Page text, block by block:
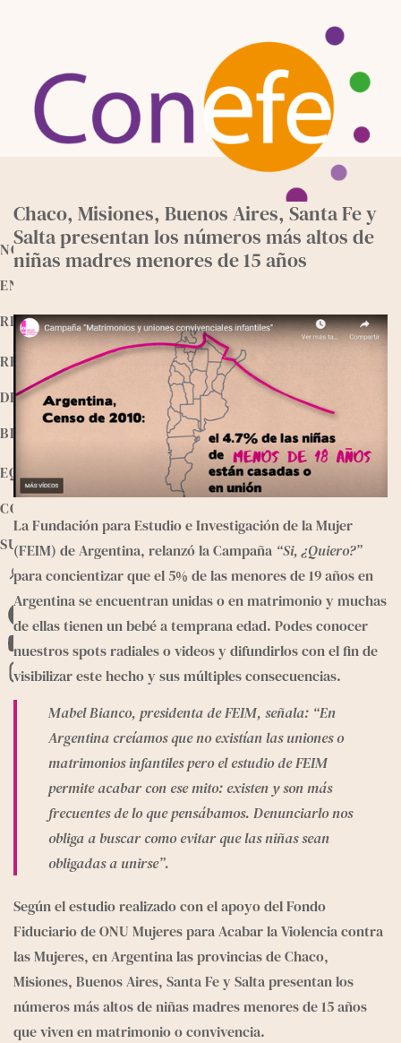
NOTICIAS
ENTREVISTAS
RECURSOS
RELEEMOS
DEVOCIONALES
BIBLIOTECA
EQUIPO
CONTACTO
SUMATE
Chaco, Misiones, Buenos Aires, Santa Fe y
Salta presentan los números más altos de
niñas madres menores de 15 años
La Fundación para Estudio e Investigación de la Mujer
(FEIM) de Argentina, relanzó la Campaña “Si, ¿Quiero?”
para concientizar que el 5% de las menores de 19 años en
Argentina se encuentran unidas o en matrimonio y muchas
de ellas tienen un bebé a temprana edad. Podes conocer
nuestros spots radiales o videos y difundirlos con el fin de
visibilizar este hecho y sus múltiples consecuencias.
Mabel Bianco, presidenta de FEIM, señala: “En
Argentina creíamos que no existían las uniones o
matrimonios infantiles pero el estudio de FEIM
permite acabar con ese mito: existen y son más
frecuentes de lo que pensábamos. Denunciarlo nos
obliga a buscar como evitar que las niñas sean
obligadas a unirse”.
Según el estudio realizado con el apoyo del Fondo
Fiduciario de ONU Mujeres para Acabar la Violencia contra
las Mujeres, en Argentina las provincias de Chaco,
Misiones, Buenos Aires, Santa Fe y Salta presentan los
números más altos de niñas madres menores de 15 años
que viven en matrimonio o convivencia.